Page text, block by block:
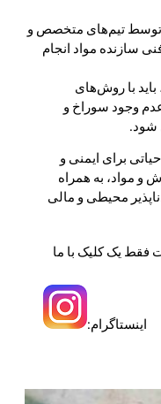
توسط تیم‌های متخصص و
سازنده مواد انجام
باید با روش‌های
وجود سوراخ و
شود.
برای ایمنی و
و مواد، به همراه
محیطی و مالی
فقط یک کلیک با ما
اینستاگرام: